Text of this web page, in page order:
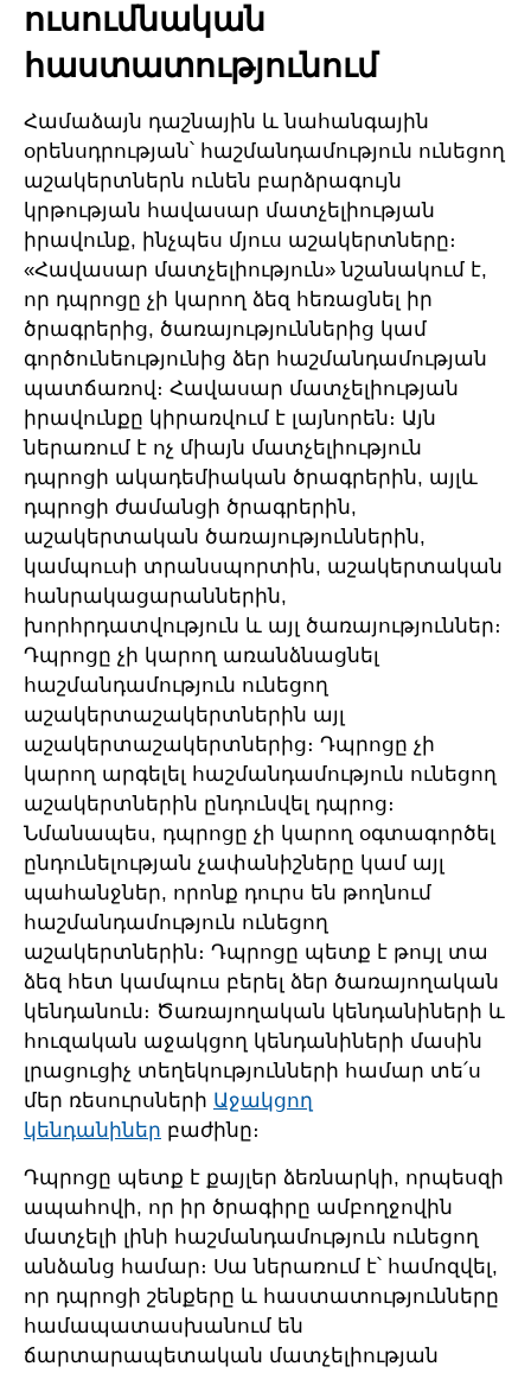
ուսումնական
հաստատությունում
Համաձայն դաշնային և նահանգային
օրենսդրության՝ հաշմանդամություն ունեցող
աշակերտներն ունեն բարձրագույն
կրթության հավասար մատչելիության
իրավունք, ինչպես մյուս աշակերտները։
«Հավասար մատչելիություն» նշանակում է,
որ դպրոցը չի կարող ձեզ հեռացնել իր
ծրագրերից, ծառայություններից կամ
գործունեությունից ձեր հաշմանդամության
պատճառով։ Հավասար մատչելիության
իրավունքը կիրառվում է լայնորեն։ Այն
ներառում է ոչ միայն մատչելիություն
դպրոցի ակադեմիական ծրագրերին, այլև
դպրոցի ժամանցի ծրագրերին,
աշակերտական ծառայություններին,
կամպուսի տրանսպորտին, աշակերտական
հանրակացարաններին,
խորհրդատվություն և այլ ծառայություններ։
Դպրոցը չի կարող առանձնացնել
հաշմանդամություն ունեցող
աշակերտաշակերտներին այլ
աշակերտաշակերտներից։ Դպրոցը չի
կարող արգելել հաշմանդամություն ունեցող
աշակերտներին ընդունվել դպրոց։
Նմանապես, դպրոցը չի կարող օգտագործել
ընդունելության չափանիշները կամ այլ
պահանջներ, որոնք դուրս են թողնում
հաշմանդամություն ունեցող
աշակերտներին։ Դպրոցը պետք է թույլ տա
ձեզ հետ կամպուս բերել ձեր ծառայողական
կենդանուն։ Ծառայողական կենդանիների և
հուզական աջակցող կենդանիների մասին
լրացուցիչ տեղեկությունների համար տե՛ս
մեր ռեսուրսների Աջակցող
կենդանիներ բաժինը։
Դպրոցը պետք է քայլեր ձեռնարկի, որպեսզի
ապահովի, որ իր ծրագիրը ամբողջովին
մատչելի լինի հաշմանդամություն ունեցող
անձանց համար։ Սա ներառում է՝ համոզվել,
որ դպրոցի շենքերը և հաստատությունները
համապատասխանում են
ճարտարապետական մատչելիության